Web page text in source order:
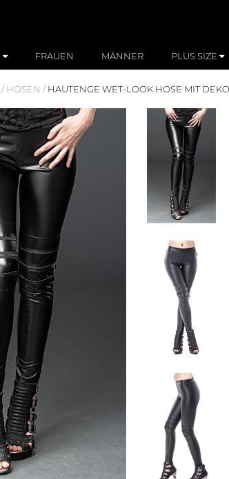
FRAUEN MÄNNER PLUS SIZE
/ HOSEN / HAUTENGE WET-LOOK HOSE MIT